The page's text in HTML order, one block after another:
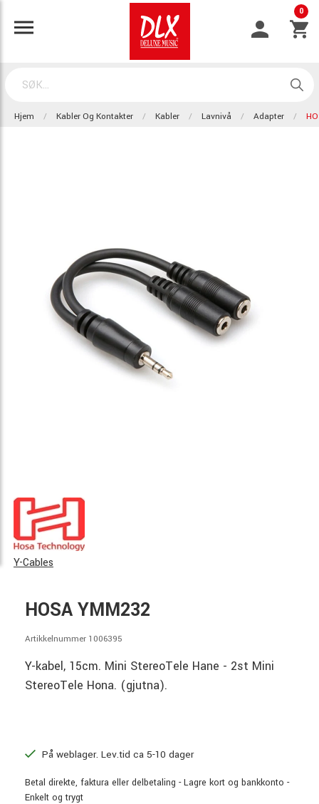
0
Hjem Kabler Og Kontakter Kabler Lavnivå Adapter
Y-Cables
HOSA YMM232
Artikkelnummer 1006395
Y-kabel, 15cm. Mini StereoTele Hane - 2st Mini
StereoTele Hona. (gjutna).
På weblager. Lev.tid ca 5-10 dager
Betal direkte, faktura eller delbetaling - Lagre kort og bankkonto -
Enkelt og trygt